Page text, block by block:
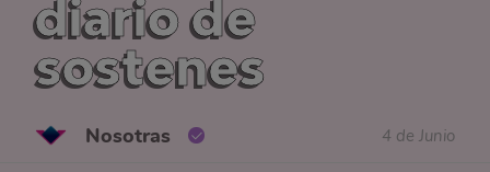
diario de
sostenes
Nosotras 4 de Junio